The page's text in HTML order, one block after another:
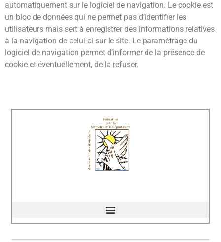
automatiquement sur le logiciel de navigation. Le cookie est
un bloc de données qui ne permet pas d’identifier les
utilisateurs mais sert à enregistrer des informations relatives
à la navigation de celui-ci sur le site. Le paramétrage du
logiciel de navigation permet d’informer de la présence de
cookie et éventuellement, de la refuser.